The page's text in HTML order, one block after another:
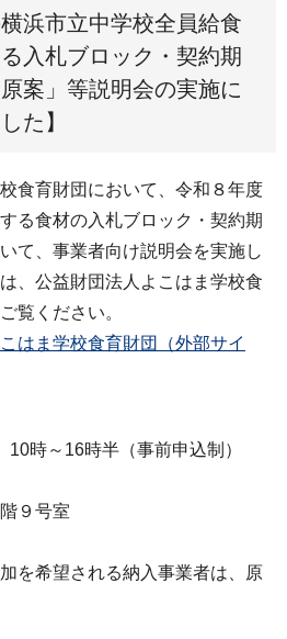
浜市立中学校全員給食
入札ブロック・契約期
案」等説明会の実施に
た】
食育財団において、令和８年度
る食材の入札ブロック・契約期
て、事業者向け説明会を実施し
、公益財団法人よこはま学校食
覧ください。
はま学校食育財団（外部サイ
時～16時半（事前申込制）
９号室
を希望される納入事業者は、原